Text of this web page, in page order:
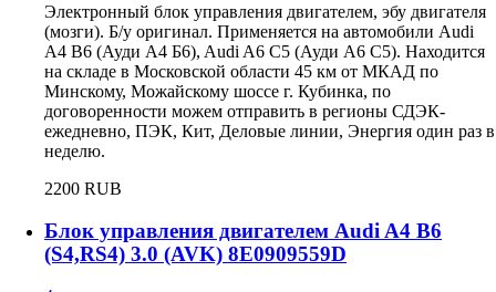
Электронный блок управления двигателем, эбу двигателя
(мозги). Б/у оригинал. Применяется на автомобили Audi
A4 B6 (Ауди А4 Б6), Audi A6 C5 (Ауди А6 С5). Находится
на складе в Московской области 45 км от МКАД по
Минскому, Можайскому шоссе г. Кубинка, по
договоренности можем отправить в регионы СДЭК-
ежедневно, ПЭК, Кит, Деловые линии, Энергия один раз в
неделю.
2200 RUB
Блок управления двигателем Audi A4 B6
(S4,RS4) 3.0 (AVK) 8E0909559D